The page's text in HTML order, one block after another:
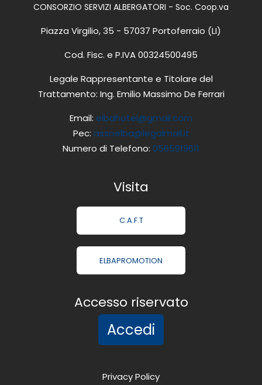
CONSORZIO SERVIZI ALBERGATORI - Soc. Coop.va
Piazza Virgilio, 35 - 57037 Portoferraio (LI)
Cod. Fisc. e P.IVA 00324500495
Legale Rappresentante e Titolare del
Trattamento: Ing. Emilio Massimo De Ferrari
Email: elbahotel@gmail.com
Pec: assoelba@legalmail.it
Numero di Telefono: 0565919611
Visita
C.A.F.T
ELBAPROMOTION
Accesso riservato
Accedi
Privacy Policy